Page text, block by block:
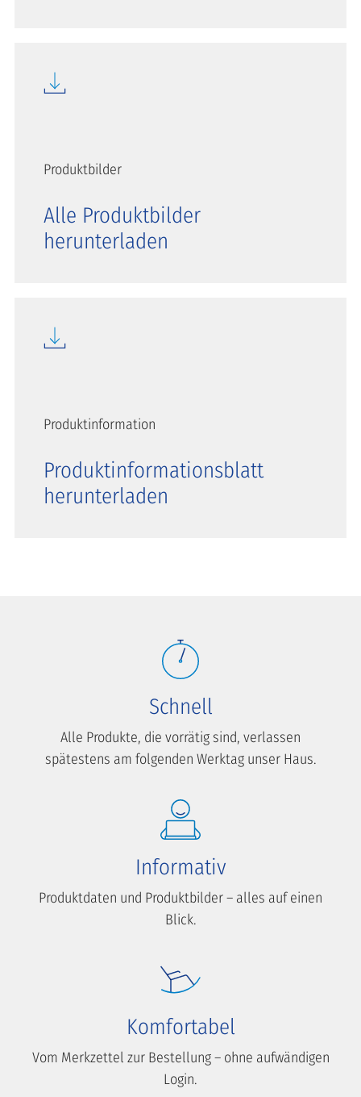
Produktbilder
Alle Produktbilder
herunterladen
Produktinformation
Produktinformationsblatt
herunterladen
Schnell
Alle Produkte, die vorrätig sind, verlassen
spätestens am folgenden Werktag unser Haus.
Informativ
Produktdaten und Produktbilder – alles auf einen
Blick.
Komfortabel
Vom Merkzettel zur Bestellung – ohne aufwändigen
Login.